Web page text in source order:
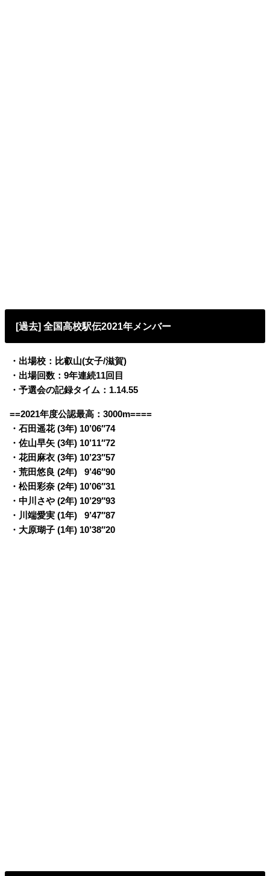
[過去] 全国高校駅伝2021年メンバー
・出場校：比叡山(女子/滋賀)
・出場回数：9年連続11回目
・予選会の記録タイム：1.14.55
==2021年度公認最高：3000m====
・石田遥花 (3年) 10’06″74
・佐山早矢 (3年) 10’11″72
・花田麻衣 (3年) 10’23″57
・荒田悠良 (2年)
9’46″90
・松田彩奈 (2年) 10’06″31
・中川さや (2年) 10’29″93
・川端愛実 (1年)
09’47″87
・大原瑚子 (1年) 10’38″20